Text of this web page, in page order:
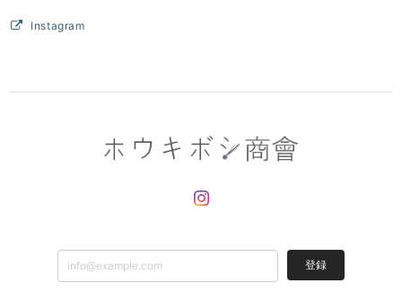
Instagram
登録